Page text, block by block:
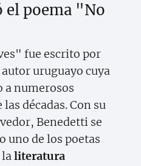
el poema "No
fue escrito por
uruguayo cuya
a numerosos
décadas. Con su
Benedetti se
uno de los poetas
literatura